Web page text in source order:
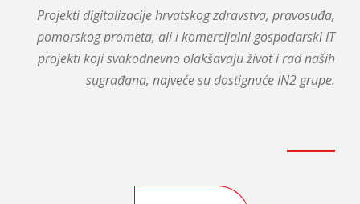
Projekti digitalizacije hrvatskog zdravstva, pravosuđa,
pomorskog prometa, ali i komercijalni gospodarski IT
projekti koji svakodnevno olakšavaju život i rad naših
sugrađana, najveće su dostignuće IN2 grupe.